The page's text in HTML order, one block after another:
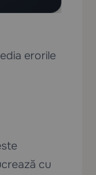
erorile
cu